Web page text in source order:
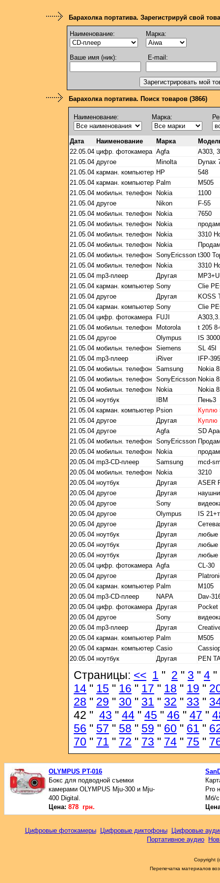
Барахолка портатива. Зарегистрируй свой
Наименование: Марка:
Ваше имя (ник): E-mail:
Барахолка портатива. Поиск товаров (3866)
Наименование: Марка:
Дата Наименование Марка
22.05.04 цифр. фотокамера Agfa
A303,
21.05.04 другое Minolta
Dynax
21.05.04 карман. компьютер HP
548
21.05.04 карман. компьютер Palm
M505
21.05.04 мобильн. телефон Nokia
1100
21.05.04 другое Nikon
F-55
21.05.04 мобильн. телефон Nokia
7650
21.05.04 мобильн. телефон Nokia
21.05.04 мобильн. телефон Nokia
3310
21.05.04 мобильн. телефон Nokia
21.05.04 мобильн. телефон SonyEricsson t300
21.05.04 мобильн. телефон Nokia
3310
21.05.04 mp3-плеер Другая
21.05.04 карман. компьютер Sony
Clie
21.05.04 другое Другая
21.05.04 карман. компьютер Sony
Clie
21.05.04 цифр. фотокамера FUJI
21.05.04 мобильн. телефон Motorola
t 205
21.05.04 другое Olympus
IS
21.05.04 мобильн. телефон Siemens
SL 45I
21.05.04 mp3-плеер iRiver
IFP-
21.05.04 мобильн. телефон Samsung
Nokia
21.05.04 мобильн. телефон SonyEricsson Nokia
21.05.04 мобильн. телефон Nokia
Nokia
21.05.04 ноутбук IBM
Пень3
21.05.04 карман. компьютер Psion Куплю
21.05.04 другое Другая Куплю
21.05.04 другое Agfa
SD
21.05.04 мобильн. телефон SonyEricsson
20.05.04 мобильн. телефон Nokia
20.05.04 mp3-CD-плеер Samsung
mcd-
20.05.04 мобильн. телефон Nokia
3210
20.05.04 ноутбук Другая
ASER
20.05.04 другое Другая
20.05.04 другое Sony
20.05.04 другое Olympus
IS
20.05.04 другое Другая
20.05.04 ноутбук Другая
любые
20.05.04 ноутбук Другая
любые
20.05.04 ноутбук Другая
любые
20.05.04 цифр. фотокамера Agfa
CL-30
20.05.04 другое Другая
20.05.04 карман. компьютер Palm
M105
20.05.04 mp3-CD-плеер NAPA
Dav-
20.05.04 цифр. фотокамера Другая
Pocket
20.05.04 другое Sony
20.05.04 mp3-плеер Другая
20.05.04 карман. компьютер Palm
M505
20.05.04 карман. компьютер Casio
20.05.04 ноутбук Другая PEN
Страницы: << 1 " 2 " 3 " 4 "
14 " 15 " 16 " 17 " 18 " 19 "
28 " 29 " 30 " 31 " 32 " 33 "
42 " 43 " 44 " 45 " 46 " 47 "
56 " 57 " 58 " 59 " 60 " 61 "
70 " 71 " 72 " 73 " 74 " 75 "
OLYMPUS PT-016
Бокс для подводной съемки
камерами OLYMPUS Mju-300 и Mju-
400 Digital.
Цена: 878 грн.
Pro
Мб/
Цифровые фотокамеры Цифровые диктофоны
Цифровые
Портативное аудио
Copyright
Перепечатка материалов